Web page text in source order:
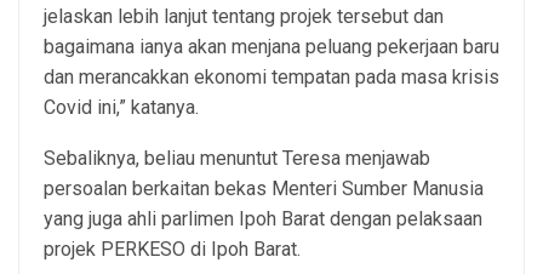
jelaskan lebih lanjut tentang projek tersebut dan
bagaimana ianya akan menjana peluang pekerjaan baru
dan merancakkan ekonomi tempatan pada masa krisis
Covid ini,” katanya.
Sebaliknya, beliau menuntut Teresa menjawab
persoalan berkaitan bekas Menteri Sumber Manusia
yang juga ahli parlimen Ipoh Barat dengan pelaksaan
projek PERKESO di Ipoh Barat.